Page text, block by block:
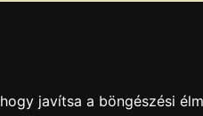
javítsa a böngészési